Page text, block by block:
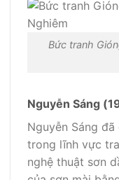
Bức tranh
Nguyễn Sáng
Nguyễn Sáng
trong lĩnh vực
nghệ thuật sơn